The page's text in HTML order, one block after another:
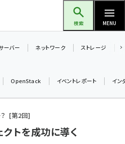
検索 MENU
～仲間と築いた勝利の絆～ (2329)
ーバー ネットワーク ストレージ
OpenStack イベントレポート イン
第2回
トを成功に導く